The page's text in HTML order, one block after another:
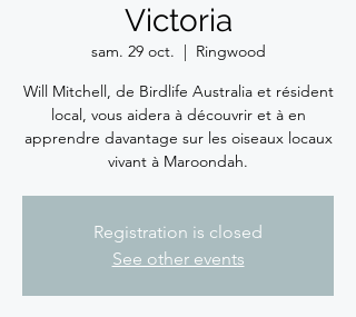
Victoria
sam. 29 oct.
  |
Ringwood
Will Mitchell, de Birdlife Australia et résident
local, vous aidera à découvrir et à en
apprendre davantage sur les oiseaux locaux
vivant à Maroondah.
Registration is closed
See other events